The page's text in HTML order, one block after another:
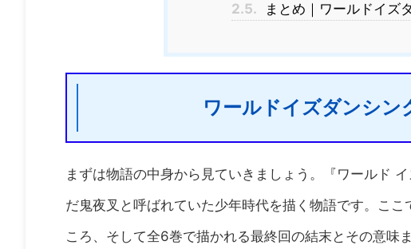
2.5. まとめ｜ワールドイズ
ワールドイズダンシン
まずは物語の中身から見ていきましょう。『ワールド
だ鬼夜叉と呼ばれていた少年時代を描く物語です。こ
ころ、そして全6巻で描かれる最終回の結末とその意味